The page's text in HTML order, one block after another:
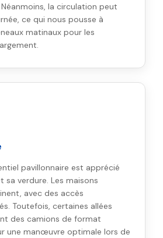
la circulation peut
ce qui nous pousse à
matinaux pour les
pavillonnaire est apprécié
sa verdure. Les maisons
avec des accès
Toutefois, certaines allées
des camions de format
une manœuvre optimale lors de